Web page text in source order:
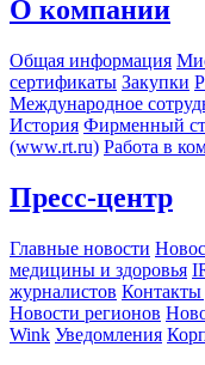
О компании
Общая информация
сертификаты Закупки
Международное
История Фирменный
(www.rt.ru) Работа в
Пресс-центр
Главные новости
медицины и здоровья
журналистов
Новости регионов
Wink Уведомления